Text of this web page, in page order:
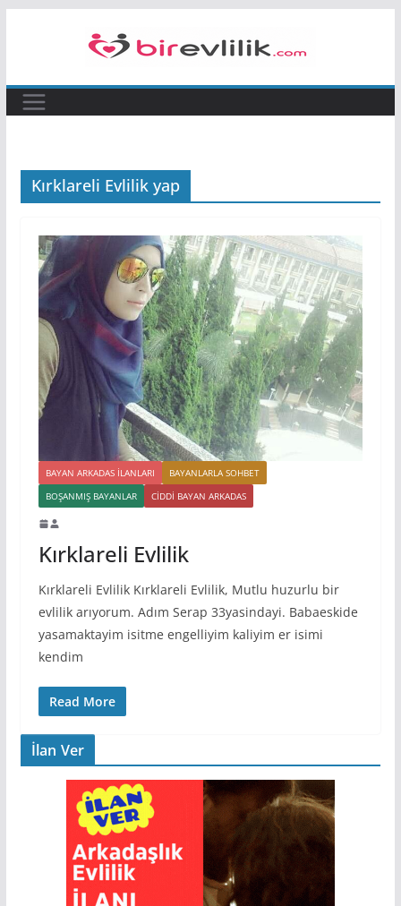
Kırklareli Evlilik yap
BAYAN ARKADAS ILANLARI
BAYANLARLA SOHBET
BOŞANMIŞ BAYANLAR
CIDDI BAYAN ARKADAS
Kırklareli Evlilik
Kırklareli Evlilik Kırklareli Evlilik, Mutlu huzurlu bir
evlilik arıyorum. Adım Serap 33yasindayi. Babaeskide
yasamaktayim isitme engelliyim kaliyim er isimi
kendim
Read More
İlan Ver